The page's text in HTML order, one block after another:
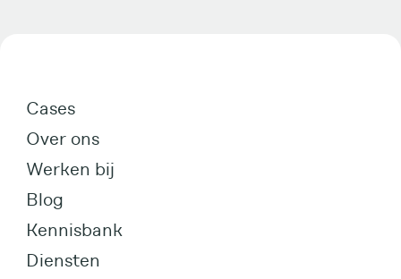
Cases
Over ons
Werken bij
Blog
Kennisbank
Diensten